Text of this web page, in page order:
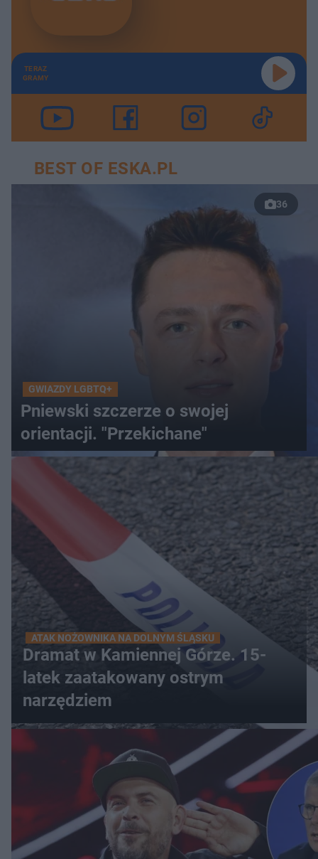
TERAZ
GRAMY
BEST OF ESKA.PL
36
GWIAZDY LGBTQ+
Pniewski szczerze o swojej
orientacji. "Przekichane"
ATAK NOŻOWNIKA NA DOLNYM ŚLĄSKU
Dramat w Kamiennej Górze. 15-
latek zaatakowany ostrym
narzędziem